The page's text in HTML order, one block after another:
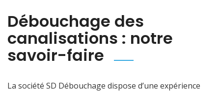
Débouchage des
canalisations : notre
savoir-faire
La société SD Débouchage dispose d’une expérience